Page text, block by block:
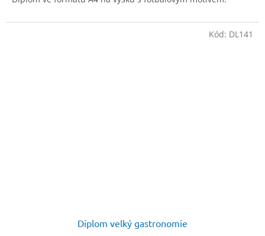
Diplom velký gastronomie
Kód: DL141